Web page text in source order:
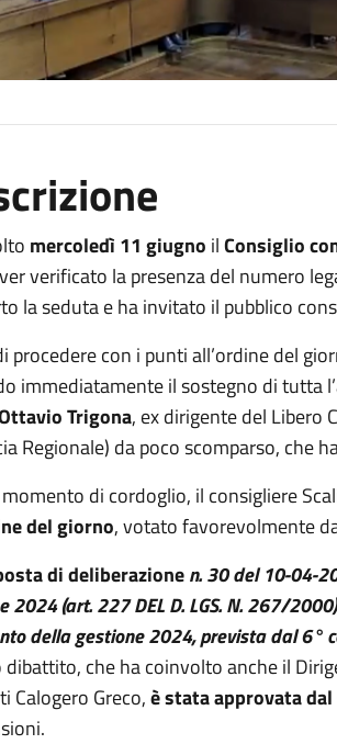
mercoledì 11 giugno ilConsiglio
verificato la presenza del numero
la seduta e ha invitato il pubblico
procedere con i punti all’ordine del
immediatamente il sostegno di tutta
Trigona, ex dirigente del Libero
Regionale) da poco scomparso, che
di cordoglio, il consigliere
del giorno, votato favorevolmente
di deliberazionen. 30 del 10-04-
2024 (art. 227 DEL D. LGS. N. 267/
della gestione 2024, prevista dal 6°
che ha coinvolto anche il
Calogero Greco,è stata approvata